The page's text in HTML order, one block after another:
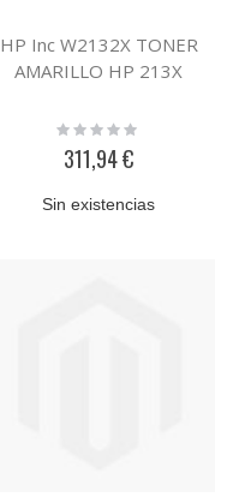
HP Inc W2132X TONER
AMARILLO HP 213X
Rating:
311,94 €
Sin existencias